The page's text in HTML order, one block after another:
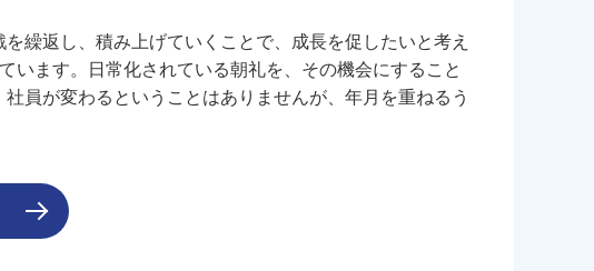
繰返し、積み上げていくことで、成長を促したいと考え
います。日常化されている朝礼を、その機会にすること
員が変わるということはありませんが、年月を重ねるう